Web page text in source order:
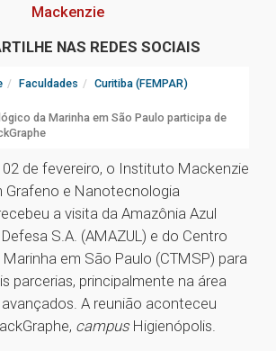
Mackenzie
NAS REDES SOCIAIS
Faculdades
Curitiba (FEMPAR)
da Marinha em São Paulo participa de
de fevereiro, o Instituto Mackenzie
Grafeno e Nanotecnologia
a visita da Amazônia Azul
S.A. (AMAZUL) e do Centro
em São Paulo (CTMSP) para
parcerias, principalmente na área
A reunião aconteceu
campus Higienópolis.